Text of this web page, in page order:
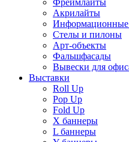
Фреймлайты
Акрилайты
Информационные
Стелы и пилоны
Арт-объекты
Фальшфасады
Вывески для
Выставки
Roll Up
Pop Up
Fold Up
Х баннеры
L баннеры